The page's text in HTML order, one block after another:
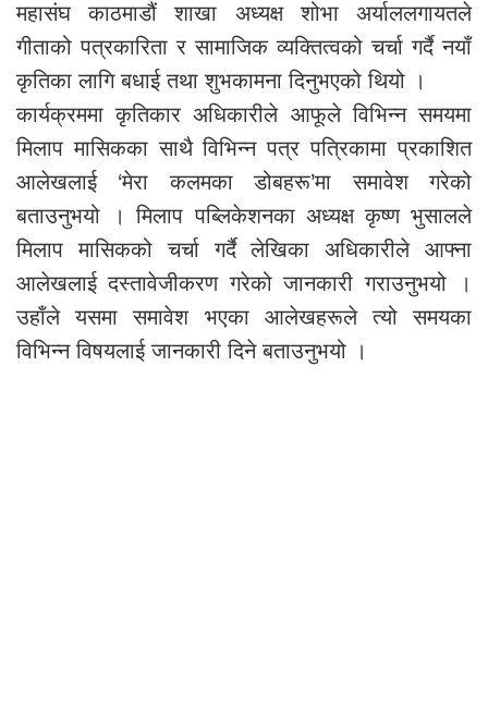
महासंघ काठमाडौं शाखा अध्यक्ष शोभा अर्याललगायतले
गीताको पत्रकारिता र सामाजिक व्यक्तित्वको चर्चा गर्दै नयाँ
कृतिका लागि बधाई तथा शुभकामना दिनुभएको थियो ।
कार्यक्रममा कृतिकार अधिकारीले आफूले विभिन्न समयमा
मिलाप मासिकका साथै विभिन्न पत्र पत्रिकामा प्रकाशित
आलेखलाई ‘मेरा कलमका डोबहरू’मा समावेश गरेको
बताउनुभयो । मिलाप पब्लिकेशनका अध्यक्ष कृष्ण भुसालले
मिलाप मासिकको चर्चा गर्दै लेखिका अधिकारीले आफ्ना
आलेखलाई दस्तावेजीकरण गरेको जानकारी गराउनुभयो ।
उहाँले यसमा समावेश भएका आलेखहरूले त्यो समयका
विभिन्न विषयलाई जानकारी दिने बताउनुभयो ।